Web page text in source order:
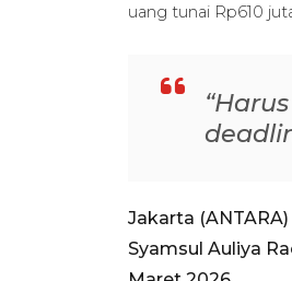
uang tunai Rp610
Jakarta
Syamsul Auliya